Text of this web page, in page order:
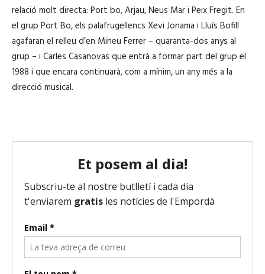
relació molt directa: Port bo, Arjau, Neus Mar i Peix Fregit. En
el grup Port Bo, els palafrugellencs Xevi Jonama i Lluís Bofill
agafaran el relleu d’en Mineu Ferrer – quaranta-dos anys al
grup – i Carles Casanovas que entrà a formar part del grup el
1988 i que encara continuarà, com a mínim, un any més a la
direcció musical.